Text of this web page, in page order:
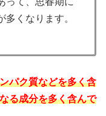
くなります。
パク質などを多く含
る成分を多く含んで